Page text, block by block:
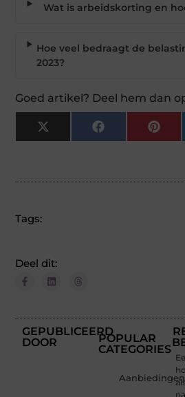
Wat is arbeidskorting en
Hoe veel bedraagt de
2023?
Goed artikel? Deel hem dan
X
(Twitter)
Facebook
Tags:
Deel dit:
GEPUBLICEERD
DOOR
POPULAR
CATEGORIES
Aanbiedingen